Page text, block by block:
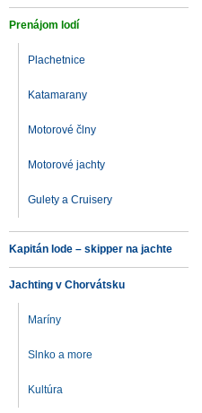
Prenájom lodí
Plachetnice
Katamarany
Motorové člny
Motorové jachty
Gulety a Cruisery
Kapitán lode – skipper na jachte
Jachting v Chorvátsku
Maríny
Slnko a more
Kultúra